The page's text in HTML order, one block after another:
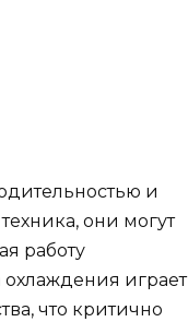
и
они могут
работу
играет
что критично